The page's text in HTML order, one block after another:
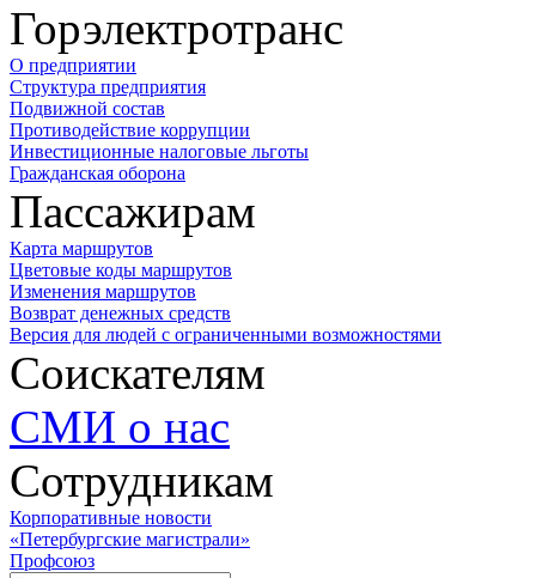
Горэлектротранс
О предприятии
Структура предприятия
Подвижной состав
Противодействие коррупции
Инвестиционные налоговые льготы
Гражданская оборона
Пассажирам
Карта маршрутов
Цветовые коды маршрутов
Изменения маршрутов
Возврат денежных средств
Версия для людей с ограниченными возможностями
Соискателям
СМИ о нас
Сотрудникам
Корпоративные новости
«Петербургские магистрали»
Профсоюз